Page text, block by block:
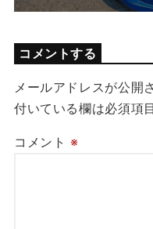
コメントする
メールアドレスが公開
付いている欄は必須項
コメント ※